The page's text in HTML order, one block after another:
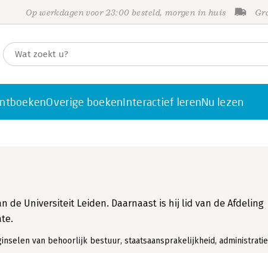
Op werkdagen voor 23:00 besteld, morgen in huis
Overige boekenInteractief lerenNu lezen
de Universiteit Leiden. Daarnaast is hij lid van de Afdeling
van behoorlijk bestuur, staatsaansprakelijkheid,